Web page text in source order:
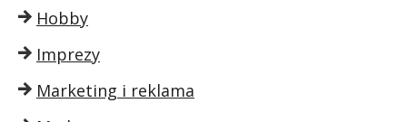
Hobby
Imprezy
Marketing i reklama